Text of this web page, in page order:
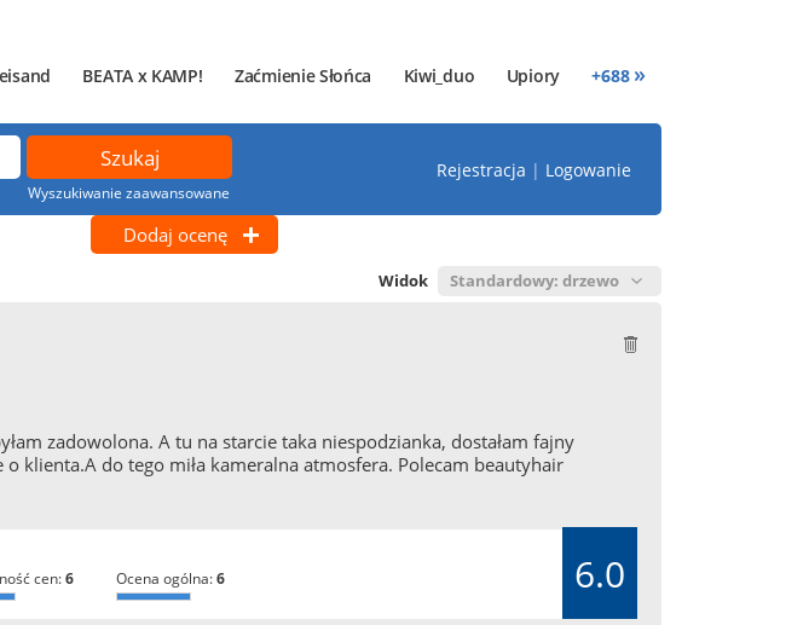
BEATA x KAMP! Zaćmienie Słońca Kiwi_duo Upiory +688 »
Wyszukiwanie zaawansowane
Rejestracja | Logowanie
Dodaj ocenę
Widok
zadowolona. A tu na starcie taka niespodzianka, dostałam fajny
klienta.A do tego miła kameralna atmosfera. Polecam beautyhair
cen:6 ocena ogólna:6 6.0